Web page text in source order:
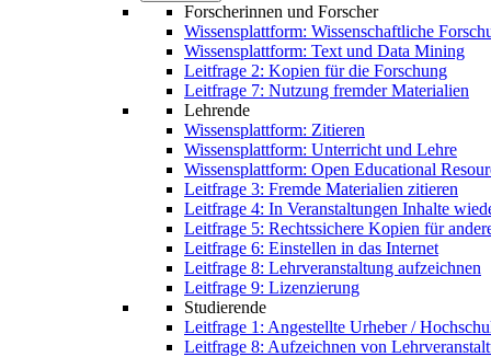
Forscherinnen und Forscher
Wissensplattform: Wissenschaftliche
Wissensplattform: Text und Data Mining
Leitfrage 2: Kopien für die Forschung
Leitfrage 7: Nutzung fremder Materialien
Lehrende
Wissensplattform: Zitieren
Wissensplattform: Unterricht und Lehre
Wissensplattform: Open Educational
Leitfrage 3: Fremde Materialien zitieren
Leitfrage 4: In Veranstaltungen Inhalte
Leitfrage 5: Rechtssichere Kopien für
Leitfrage 6: Einstellen in das Internet
Leitfrage 8: Lehrveranstaltung aufzeichnen
Leitfrage 9: Lizenzierung
Studierende
Leitfrage 1: Angestellte Urheber /
Leitfrage 8: Aufzeichnen von